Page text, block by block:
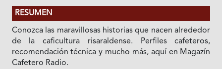
RESUMEN
Conozca las maravillosas historias que nacen alrededor
de la caficultura risaraldense. Perfiles cafeteros,
recomendación técnica y mucho más, aquí en Magazín
Cafetero Radio.